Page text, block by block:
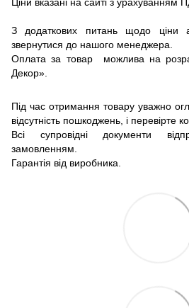
З додаткових питань щодо ціни
звернутися до нашого менеджера.
Оплата за товар можлива на
Декор».
Під час отримання товару уважно
відсутність пошкоджень, і перевірте
Всі супровідні документи
замовленням.
Гарантія від виробника.